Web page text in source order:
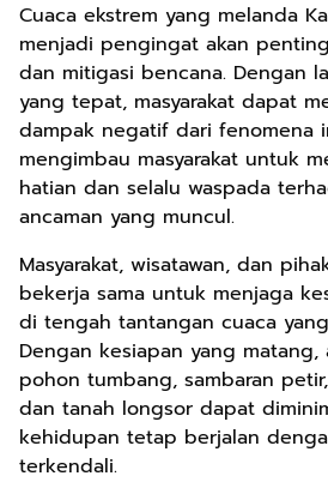
Cuaca ekstrem yang melanda
menjadi pengingat akan
dan mitigasi bencana. Dengan
yang tepat, masyarakat dapat
dampak negatif dari fenomena
mengimbau masyarakat untuk
hatian dan selalu waspada
ancaman yang muncul.
Masyarakat, wisatawan, dan
bekerja sama untuk menjaga
di tengah tantangan cuaca
Dengan kesiapan yang matang,
pohon tumbang, sambaran
dan tanah longsor dapat
kehidupan tetap berjalan
terkendali.